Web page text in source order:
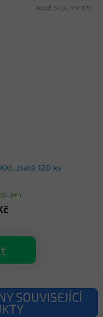
zlatá 120 ks
24h
Kód: S-GL-YM-170
SOUVISEJÍCÍ